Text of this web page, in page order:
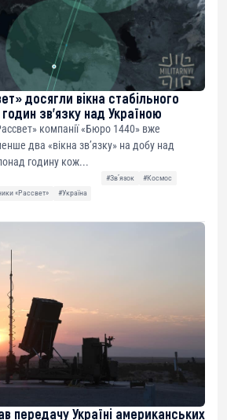
досягли вікна стабільного
зв’язку над Україною
компанії «Бюро 1440» вже
два «вікна зв’язку» на добу над
годину кож...
#Звʼязок
#Космос
«Рассвет»
#Україна
передачу Україні американських